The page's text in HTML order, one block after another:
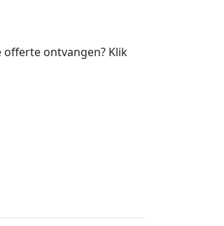
ontvangen? Klik